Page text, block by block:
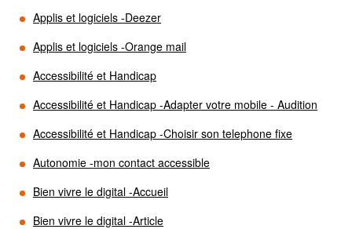
Applis et logiciels -Deezer
Applis et logiciels -Orange mail
Accessibilité et Handicap
Accessibilité et Handicap -Adapter votre mobile - Audition
Accessibilité et Handicap -Choisir son telephone fixe
Autonomie -mon contact accessible
Bien vivre le digital -Accueil
Bien vivre le digital -Article